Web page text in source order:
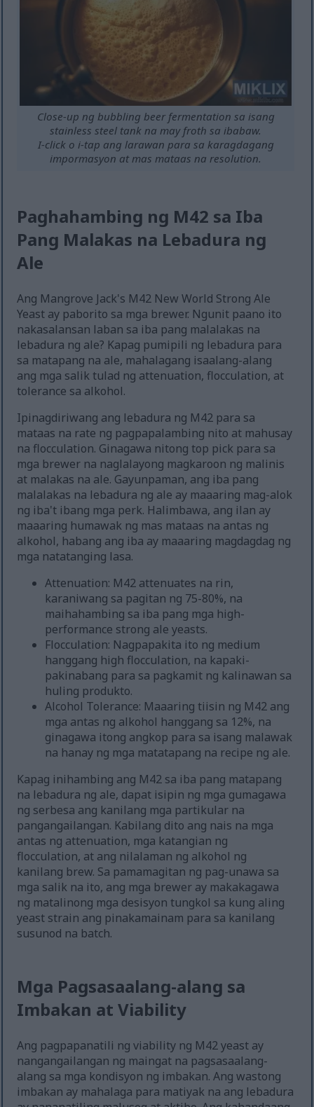
Close-up ng bubbling beer fermentation sa isang
stainless steel tank na may froth sa ibabaw.
I-click o i-tap ang larawan para sa karagdagang
impormasyon at mas mataas na resolution.
Paghahambing ng M42 sa Iba
Pang Malakas na Lebadura ng
Ale
Ang Mangrove Jack's M42 New World Strong Ale
Yeast ay paborito sa mga brewer. Ngunit paano ito
nakasalansan laban sa iba pang malalakas na
lebadura ng ale? Kapag pumipili ng lebadura para
sa matapang na ale, mahalagang isaalang-alang
ang mga salik tulad ng attenuation, flocculation, at
tolerance sa alkohol.
Ipinagdiriwang ang lebadura ng M42 para sa
mataas na rate ng pagpapalambing nito at mahusay
na flocculation. Ginagawa nitong top pick para sa
mga brewer na naglalayong magkaroon ng malinis
at malakas na ale. Gayunpaman, ang iba pang
malalakas na lebadura ng ale ay maaaring mag-alok
ng iba't ibang mga perk. Halimbawa, ang ilan ay
maaaring humawak ng mas mataas na antas ng
alkohol, habang ang iba ay maaaring magdagdag ng
mga natatanging lasa.
Attenuation: M42 attenuates na rin,
karaniwang sa pagitan ng 75-80%, na
maihahambing sa iba pang mga high-
performance strong ale yeasts.
Flocculation: Nagpapakita ito ng medium
hanggang high flocculation, na kapaki-
pakinabang para sa pagkamit ng kalinawan sa
huling produkto.
Alcohol Tolerance: Maaaring tiisin ng M42 ang
mga antas ng alkohol hanggang sa 12%, na
ginagawa itong angkop para sa isang malawak
na hanay ng mga matatapang na recipe ng ale.
Kapag inihambing ang M42 sa iba pang matapang
na lebadura ng ale, dapat isipin ng mga gumagawa
ng serbesa ang kanilang mga partikular na
pangangailangan. Kabilang dito ang nais na mga
antas ng attenuation, mga katangian ng
flocculation, at ang nilalaman ng alkohol ng
kanilang brew. Sa pamamagitan ng pag-unawa sa
mga salik na ito, ang mga brewer ay makakagawa
ng matalinong mga desisyon tungkol sa kung aling
yeast strain ang pinakamainam para sa kanilang
susunod na batch.
Mga Pagsasaalang-alang sa
Imbakan at Viability
Ang pagpapanatili ng viability ng M42 yeast ay
nangangailangan ng maingat na pagsasaalang-
alang sa mga kondisyon ng imbakan. Ang wastong
imbakan ay mahalaga para matiyak na ang lebadura